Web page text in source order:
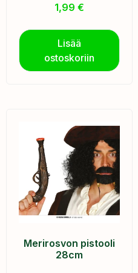
1,99 €
Lisää
ostoskoriin
Merirosvon pistooli
28cm